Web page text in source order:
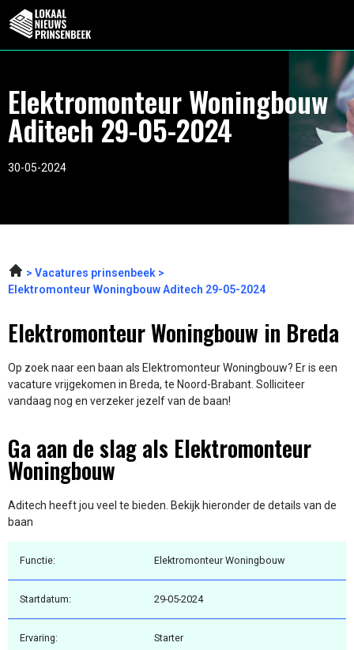
Elektromonteur Woningbouw
Aditech 29-05-2024
30-05-2024
Vacatures prinsenbeek
Elektromonteur Woningbouw Aditech 29-05-2024
Elektromonteur Woningbouw in Breda
Op zoek naar een baan als Elektromonteur Woningbouw? Er is een
vacature vrijgekomen in Breda, te Noord-Brabant. Solliciteer
vandaag nog en verzeker jezelf van de baan!
Ga aan de slag als Elektromonteur
Woningbouw
Aditech heeft jou veel te bieden. Bekijk hieronder de details van de
baan
Functie: Elektromonteur Woningbouw
Startdatum: 29-05-2024
Ervaring: Starter